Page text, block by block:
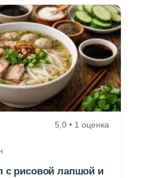
5,0 • 1 оценка
с рисовой лапшой и